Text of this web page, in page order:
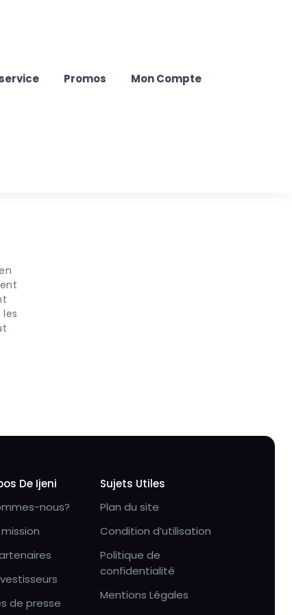
Promos Mon Compte
De Ijeni
nous?
de presse
Sujets Utiles
Plan du site
Condition d’utilisation
Politique de
confidentialité
Mentions Légales